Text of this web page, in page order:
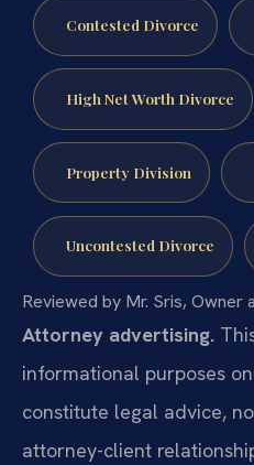
Contested Divorce
High Net Worth Divorce
Property Division
Uncontested Divorce
Reviewed by Mr. Sris, Owner
Attorney advertising.
informational purposes
constitute legal advice,
attorney-client